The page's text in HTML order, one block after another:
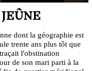
dont la géographie est
trente ans plus tôt que
l'obstination
de son mari parti à la